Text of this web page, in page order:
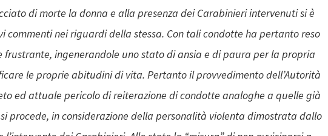
di morte la donna e alla presenza dei Carabinieri intervenuti si è
commenti nei riguardi della stessa. Con tali condotte ha pertanto reso
ingenerandole uno stato di ansia e di paura per la propria
le proprie abitudini di vita. Pertanto il provvedimento dell’Autorità
ed attuale pericolo di reiterazione di condotte analoghe a quelle già
procede, in considerazione della personalità violenta dimostrata dallo